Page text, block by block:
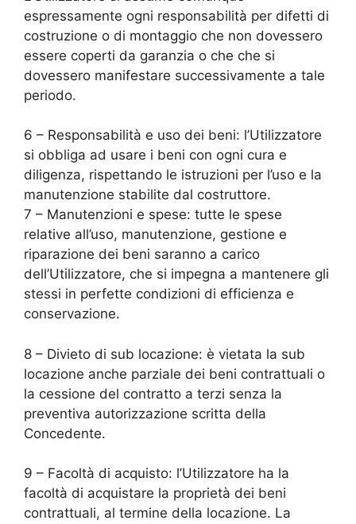
espressamente ogni responsabilità per difetti di
costruzione o di montaggio che non dovessero
essere coperti da garanzia o che che si
dovessero manifestare successivamente a tale
periodo.
6 – Responsabilità e uso dei beni: l’Utilizzatore
si obbliga ad usare i beni con ogni cura e
diligenza, rispettando le istruzioni per l’uso e la
manutenzione stabilite dal costruttore.
7 – Manutenzioni e spese: tutte le spese
relative all’uso, manutenzione, gestione e
riparazione dei beni saranno a carico
dell’Utilizzatore, che si impegna a mantenere gli
stessi in perfette condizioni di efficienza e
conservazione.
8 – Divieto di sub locazione: è vietata la sub
locazione anche parziale dei beni contrattuali o
la cessione del contratto a terzi senza la
preventiva autorizzazione scritta della
Concedente.
9 – Facoltà di acquisto: l’Utilizzatore ha la
facoltà di acquistare la proprietà dei beni
contrattuali, al termine della locazione. La